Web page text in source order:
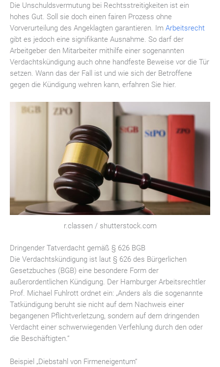
Die Unschuldsvermutung bei Rechtsstreitigkeiten ist ein
hohes Gut. Soll sie doch einen fairen Prozess ohne
Vorverurteilung des Angeklagten garantieren. Im Arbeitsrecht
gibt es jedoch eine signifikante Ausnahme. So darf der
Arbeitgeber den Mitarbeiter mithilfe einer sogenannten
Verdachtskündigung auch ohne handfeste Beweise vor die Tür
setzen. Wann das der Fall ist und wie sich der Betroffene
gegen die Kündigung wehren kann, erfahren Sie hier.
r.classen / shutterstock.com
Dringender Tatverdacht gemäß § 626 BGB
Die Verdachtskündigung ist laut § 626 des Bürgerlichen
Gesetzbuches (BGB) eine besondere Form der
außerordentlichen Kündigung. Der Hamburger Arbeitsrechtler
Prof. Michael Fuhlrott ordnet ein: „Anders als die sogenannte
Tatkündigung beruht sie nicht auf dem Nachweis einer
begangenen Pflichtverletzung, sondern auf dem dringenden
Verdacht einer schwerwiegenden Verfehlung durch den oder
die Beschäftigten.“
Beispiel „Diebstahl von Firmeneigentum“